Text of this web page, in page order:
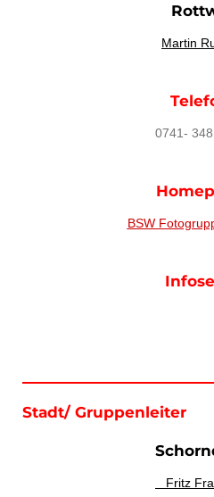
Martin
0741-
BSW
Stadt/ Gruppenleiter
Fritz